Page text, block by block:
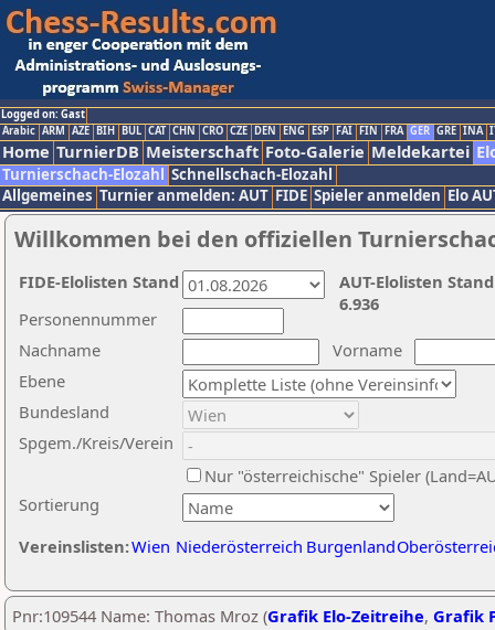
Logged on: Gast
Arabic ARM AZE BIH BUL CAT CHN CRO CZE DEN ENG ESP FAI FIN FRA GER GRE INA
Home TurnierDB Meisterschaft Foto-Galerie Meldekartei
Turnierschach-Elozahl Schnellschach-Elozahl
Allgemeines Turnier anmelden: AUT FIDE Spieler anmelden Elo
Willkommen bei den offiziellen
Nachname
Vorname
Ebene
Sortierung
Personennummer
Bundesland
Spgem./Kreis/Verein
Nur "österreichische" Spieler
Vereinslisten:Wien Niederösterreich Burgenland
AUT-Elolisten
6.936
FIDE-Elolisten Stand
Pnr:109544 Name: Thomas Mroz (Grafik Elo-Zeitreihe, Grafik